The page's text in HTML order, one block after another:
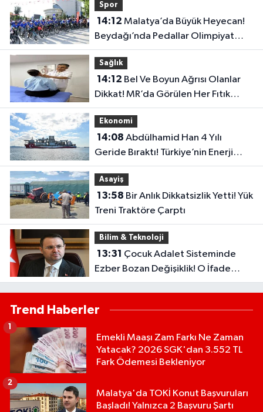
Spor
14:12
Beydağı’nda Pedallar Olimpiyat
Puanı İçin Dönüyor
Sağlık
14:12
Dikkat! MR’da Görülen Her Fıtık
Ağrının Nedeni Değil
Ekonomi
14:08
Geride Bıraktı! Türkiye’nin Enerji
Arayışında Yeni Dönem
Asayiş
13:58
Treni Traktöre Çarptı
Bilim & Teknoloji
13:31
Ezber Bozan Değişiklik! O İfade
Artık Tarihe Karışıyor
Trend Haberler
Emekli Maaşı Zam Farkı Ne Zaman
Yatacak? 2026 SGK'dan 3.552 TL
Fark Ödemesi Bekleniyor
1
Malatya'da TOKİ Konut Başvuruları
Başladı! Yalnızca 2 Başvuru Şartı
2